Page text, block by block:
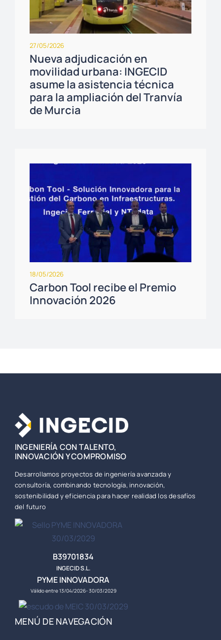
27/05/2026
Nueva adjudicación en
movilidad urbana: INGECID
asume la asistencia técnica
para la ampliación del Tranvía
de Murcia
18/05/2026
Carbon Tool recibe el Premio
Innovación 2026
INGENIERÍA CON TALENTO,
INNOVACIÓN Y COMPROMISO
Desarrollamos proyectos de ingeniería avanzada y
consultoría, combinando tecnología, innovación,
sostenibilidad y eficiencia para hacer realidad los desafíos
del futuro
B39701834
INGECID S.L.
PYME INNOVADORA
Válido entre 13/04/2026- 30/03/2029
MENÚ DE NAVEGACIÓN